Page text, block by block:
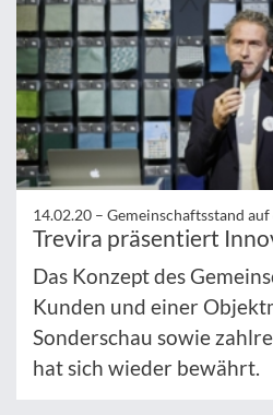
14.02.20 – Gemeinschaftsstand
Trevira präsentiert
Das Konzept des
Kunden und einer
Sonderschau sowie
hat sich wieder bewährt.